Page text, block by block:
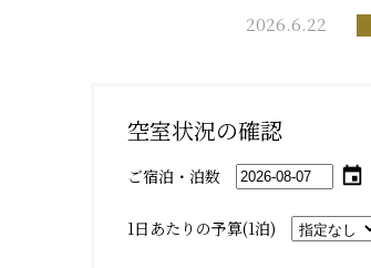
2026.6.22
空室状況の確認
ご宿泊・泊数
1日あたりの予算(1泊)